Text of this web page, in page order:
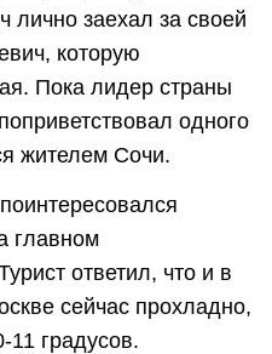
заехал за своей
которую
Пока лидер страны
одного
жителем Сочи.
главном
ответил, что и в
сейчас прохладно,
11 градусов.